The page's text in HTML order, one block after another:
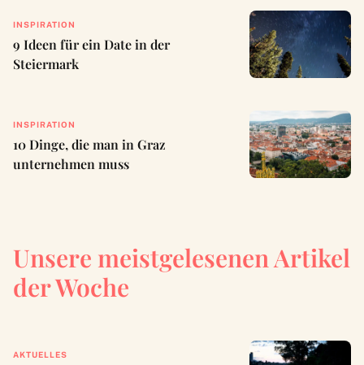
INSPIRATION
9 Ideen für ein Date in der
Steiermark
INSPIRATION
10 Dinge, die man in Graz
unternehmen muss
Unsere meistgelesenen Artikel
der Woche
AKTUELLES